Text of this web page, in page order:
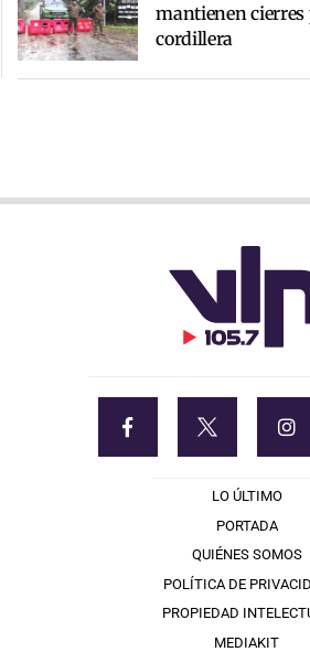
mantienen cierres
cordillera
LO ÚLTIMO
PORTADA
QUIÉNES SOMOS
POLÍTICA DE
PROPIEDAD
MEDIAKIT